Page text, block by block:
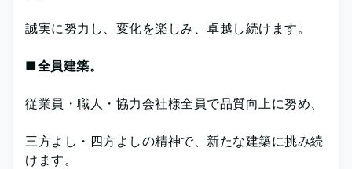
誠実に努力し、変化を楽しみ、卓越し続けます。
■全員建築。
従業員・職人・協力会社様全員で品質向上に努め、
三方よし・四方よしの精神で、新たな建築に挑み続
けます。